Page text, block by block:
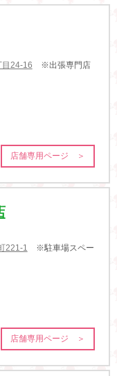
目24-16 ※出張専門店
店舗専用ページ ＞
221-1 ※駐車場スペー
店舗専用ページ ＞